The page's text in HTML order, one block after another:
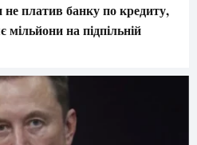
платив банку по кредиту,
на підпільній